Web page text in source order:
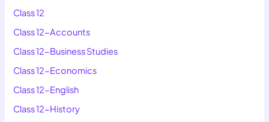
Class 12
Class 12-Accounts
Class 12-Business Studies
Class 12-Economics
Class 12-English
Class 12-History